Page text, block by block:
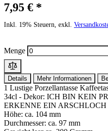
7,95 € *
Inkl. 19% Steuern, exkl.
Menge
Details Mehr Informationen
1 Lustige Porzellantasse
34cl - Dekor: ICH BIN KEIN
ERKENNE EIN
Höhe: ca. 104 mm
Durchmesser: ca. 97 mm